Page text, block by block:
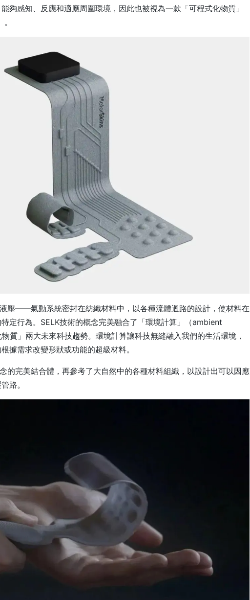
夠感知、反應和適應周圍環境，因此也被視為一款「可程式化物質」
壓──氣動系統密封在紡織材料中，以各種流體迴路的設計，使材料在
定行為。SELK技術的概念完美融合了「環境計算」（ambient
質」兩大未來科技趨勢。環境計算讓科技無縫融入我們的生活環境，
據需求改變形狀或功能的超級材料。
的完美結合體，再參考了大自然中的各種材料組織，以設計出可以因應
路。